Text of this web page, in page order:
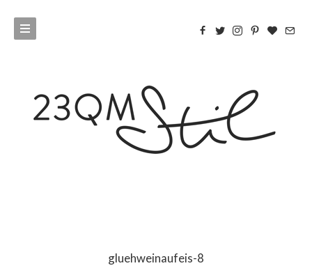
gluehweinaufeis-8